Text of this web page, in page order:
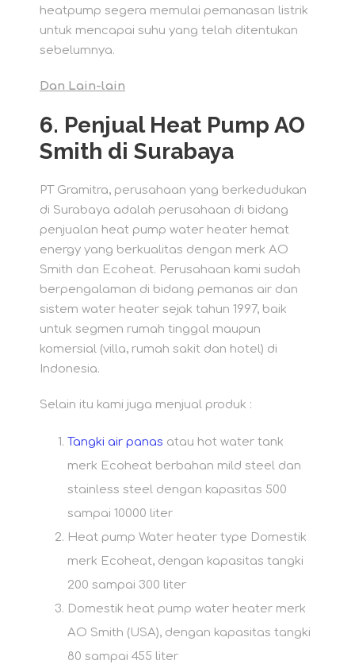
heatpump segera memulai pemanasan listrik
untuk mencapai suhu yang telah ditentukan
sebelumnya.
Dan Lain-lain
6. Penjual Heat Pump AO
Smith di Surabaya
PT Gramitra, perusahaan yang berkedudukan
di Surabaya adalah perusahaan di bidang
penjualan heat pump water heater hemat
energy yang berkualitas dengan merk AO
Smith dan Ecoheat. Perusahaan kami sudah
berpengalaman di bidang pemanas air dan
sistem water heater sejak tahun 1997, baik
untuk segmen rumah tinggal maupun
komersial (villa, rumah sakit dan hotel) di
Indonesia.
Selain itu kami juga menjual produk :
Tangki air panas atau hot water tank
merk Ecoheat berbahan mild steel dan
stainless steel dengan kapasitas 500
sampai 10000 liter
Heat pump Water heater type Domestik
merk Ecoheat, dengan kapasitas tangki
200 sampai 300 liter
Domestik heat pump water heater merk
AO Smith (USA), dengan kapasitas tangki
80 sampai 455 liter